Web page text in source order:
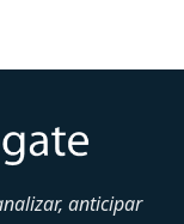
anticipar